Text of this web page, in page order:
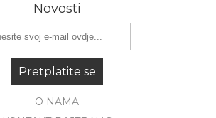
Novosti
Pretplatite se
O NAMA